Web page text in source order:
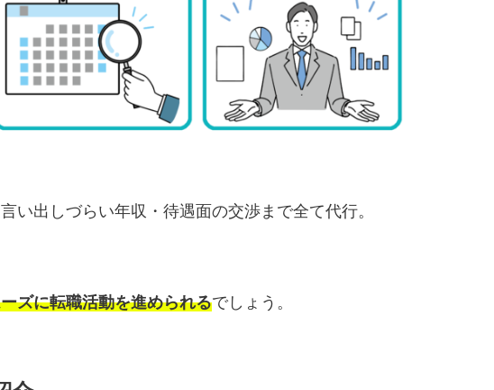
い出しづらい年収・待遇面の交渉まで全て代行。
ズに転職活動を進められるでしょう。